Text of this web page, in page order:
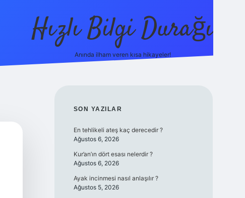
Hızlı Bilgi Durağı
Anında ilham veren kısa hikayeler!
SIDEBAR
SON YAZILAR
En tehlikeli ateş kaç derecedir ?
Ağustos 6, 2026
Kur’an’ın dört esası nelerdir ?
Ağustos 6, 2026
Ayak incinmesi nasıl anlaşılır ?
Ağustos 5, 2026